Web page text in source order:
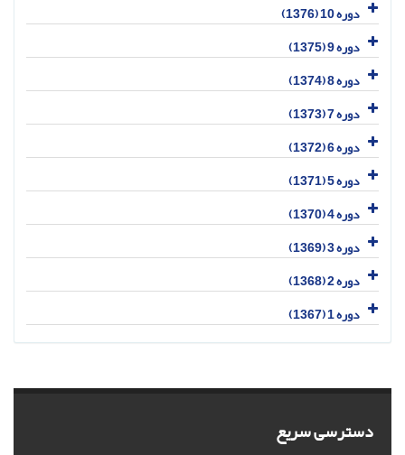
دوره 10 (1376)
دوره 9 (1375)
دوره 8 (1374)
دوره 7 (1373)
دوره 6 (1372)
دوره 5 (1371)
دوره 4 (1370)
دوره 3 (1369)
دوره 2 (1368)
دوره 1 (1367)
دسترسی سریع